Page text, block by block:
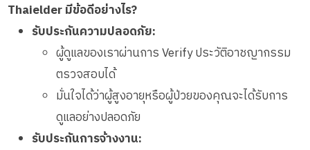
Thaielder มีข้อดีอย่างไร?
รับประกันความปลอดภัย:
ผู้ดูแลของเราผ่านการ Verify ประวัติอาชญากรรม
ตรวจสอบได้
มั่นใจได้ว่าผู้สูงอายุหรือผู้ป่วยของคุณจะได้รับการ
ดูแลอย่างปลอดภัย
รับประกันการจ้างงาน: